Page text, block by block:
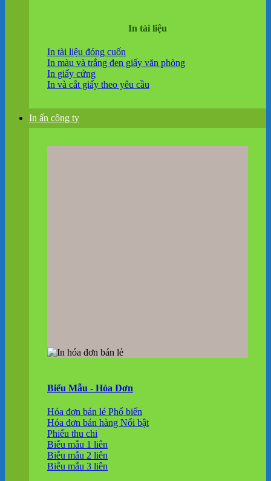
In tài liệu
In tài liệu đóng cuốn
In màu và trắng đen giấy văn phòng
In giấy cứng
In và cắt giấy theo yêu cầu
In ấn công ty
Biểu Mẫu - Hóa Đơn
Hóa đơn bán lẻ
Hóa đơn bán hàng
Phiếu thu chi
Biễu mẫu 1 liên
Biễu mẫu 2 liên
Biễu mẫu 3 liên